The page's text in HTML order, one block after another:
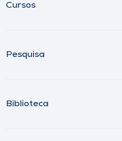
Cursos
Pesquisa
Biblioteca